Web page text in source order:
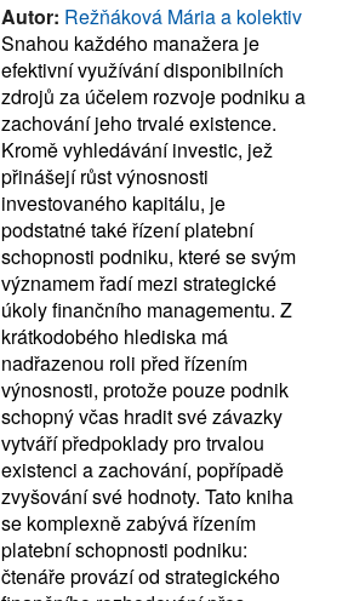
Autor: Režňáková Mária a kolektiv
Snahou každého manažera je
efektivní využívání disponibilních
zdrojů za účelem rozvoje podniku a
zachování jeho trvalé existence.
Kromě vyhledávání investic, jež
přinášejí růst výnosnosti
investovaného kapitálu, je
podstatné také řízení platební
schopnosti podniku, které se svým
významem řadí mezi strategické
úkoly finančního managementu. Z
krátkodobého hlediska má
nadřazenou roli před řízením
výnosnosti, protože pouze podnik
schopný včas hradit své závazky
vytváří předpoklady pro trvalou
existenci a zachování, popřípadě
zvyšování své hodnoty. Tato kniha
se komplexně zabývá řízením
platební schopnosti podniku:
čtenáře provází od strategického